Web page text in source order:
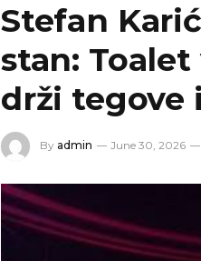
Stefan
stan:
drži tegove
By admin June 30, 2026